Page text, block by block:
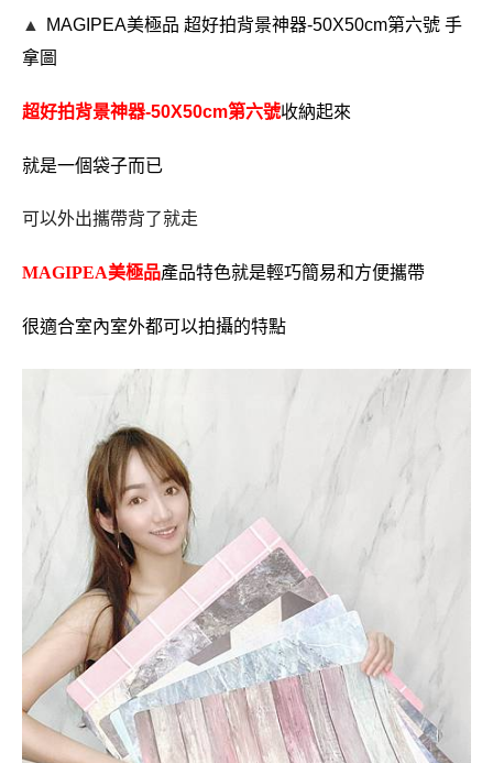
▲ MAGIPEA美極品 超好拍背景神器-50X50cm第六號 手
拿圖
超好拍背景神器-50X50cm第六號收納起來
就是一個袋子而已
可以外出攜帶背了就走
MAGIPEA美極品產品特色就是輕巧簡易和方便攜帶
很適合室內室外都可以拍攝的特點